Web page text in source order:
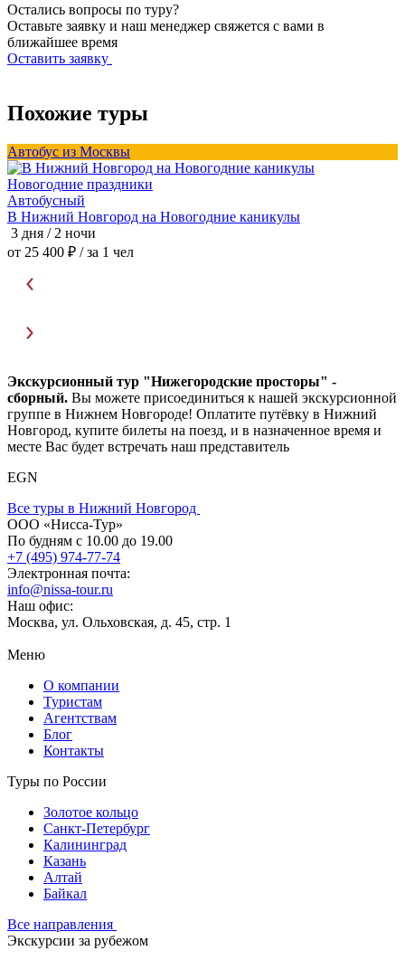
Остались вопросы по туру?
Оставьте заявку и наш менеджер свяжется с вами в
ближайшее время
Оставить заявку
Похожие туры
Автобус из Москвы
Новогодние праздники
Автобусный
В Нижний Новгород на Новогодние каникулы
3 дня / 2 ночи
от 25 400 ₽ / за 1 чел
Экскурсионный тур "Нижегородские просторы" -
сборный. Вы можете присоединиться к нашей экскурсионной
группе в Нижнем Новгороде! Оплатите путёвку в Нижний
Новгород, купите билеты на поезд, и в назначенное время и
месте Вас будет встречать наш представитель
EGN
Все туры в Нижний Новгород
ООО «Нисса-Тур»
По будням с 10.00 до 19.00
+7 (495) 974-77-74
Электронная почта:
info@nissa-tour.ru
Наш офис:
Москва, ул. Ольховская, д. 45, стр. 1
Меню
О компании
Туристам
Агентствам
Блог
Контакты
Туры по России
Золотое кольцо
Санкт-Петербург
Калининград
Казань
Алтай
Байкал
Все направления
Экскурсии за рубежом